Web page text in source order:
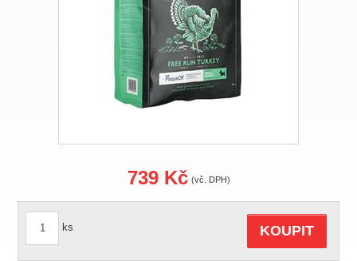
739 Kč (vč. DPH)
ks KOUPIT